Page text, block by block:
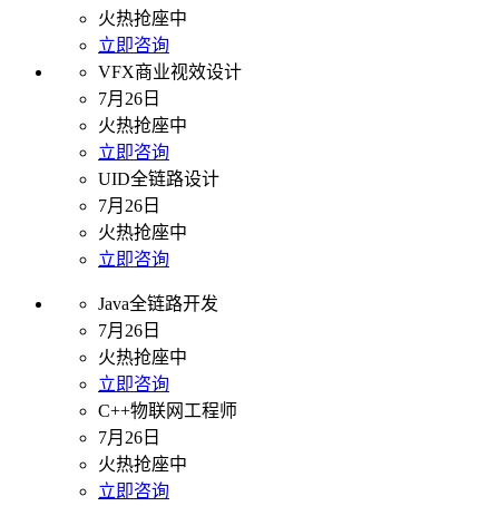
火热抢座中
立即咨询
VFX商业视效设计
7月26日
火热抢座中
立即咨询
UID全链路设计
7月26日
火热抢座中
立即咨询
Java全链路开发
7月26日
火热抢座中
立即咨询
C++物联网工程师
7月26日
火热抢座中
立即咨询